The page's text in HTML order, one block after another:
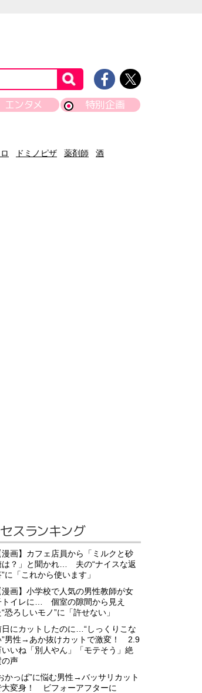
エンタメ 特別企画
ドミノピザ 薬剤師
酒
スランキング
漫画】カフェ店員から「ミルクと砂
は？」と聞かれ… 夫の“ナイスな返
に「これから使います」
漫画】小学校で人気の男性教師が女
トイレに… 個室の隙間から見え
“恐ろしいモノ”に「許せない」
日にカットしたのに…“しっくりこな
”男性→あか抜けカットで激変！ 2.9
いいね「別人やん」「モテそう」絶
の声
かっぱ”に悩む男性→バッサリカット
大変身！ ビフォーアフターに